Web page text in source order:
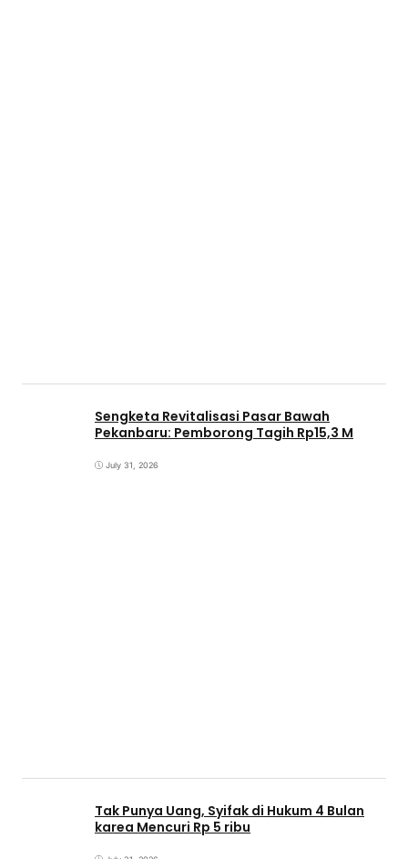
Sengketa Revitalisasi Pasar Bawah
Pekanbaru: Pemborong Tagih Rp15,3 M
July 31, 2026
Tak Punya Uang, Syifak di Hukum 4 Bulan
karea Mencuri Rp 5 ribu